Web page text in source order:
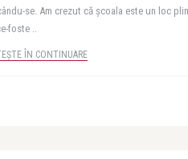
se. Am crezut că școala este un loc
foste ..
ÎN CONTINUARE